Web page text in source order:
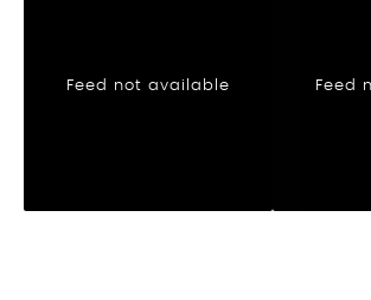
Feed not available Feed